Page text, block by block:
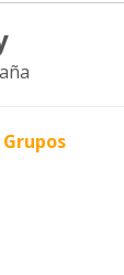
Grupos